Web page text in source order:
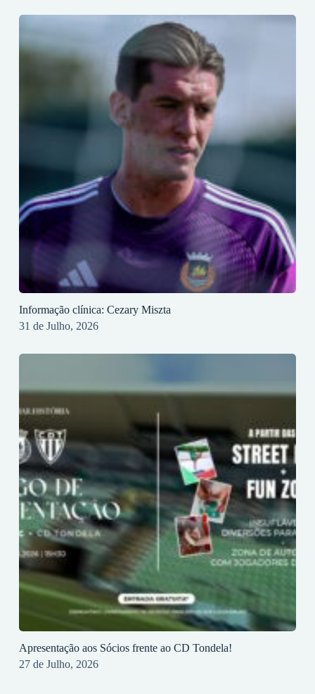
Informação clínica: Cezary Miszta
31 de Julho, 2026
Apresentação aos Sócios frente ao CD Tondela!
27 de Julho, 2026